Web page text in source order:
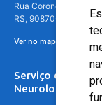
Rua Coronel Aparício
RS, 90870-016
Ver no mapa
Serviço de
Neurologia